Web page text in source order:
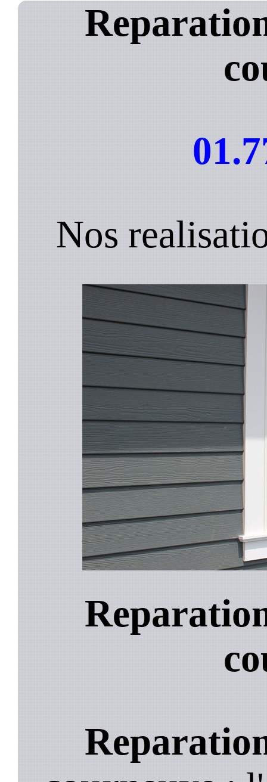
Nos